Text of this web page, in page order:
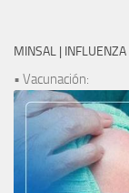
MINSAL | INFLUENZA
• Vacunación: